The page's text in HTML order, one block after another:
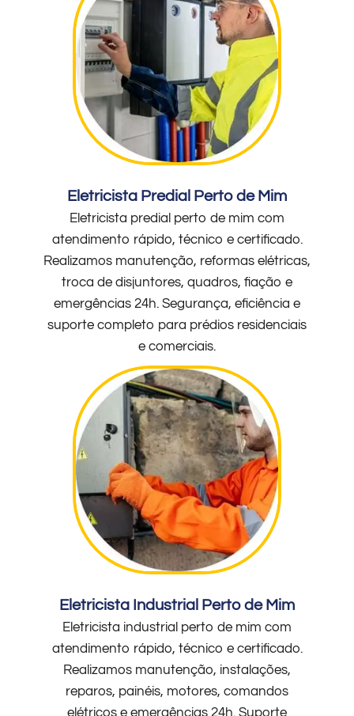
Eletricista Predial Perto de Mim
Eletricista predial perto de mim com
atendimento rápido, técnico e certificado.
Realizamos manutenção, reformas elétricas,
troca de disjuntores, quadros, fiação e
emergências 24h. Segurança, eficiência e
suporte completo para prédios residenciais
e comerciais.
Eletricista Industrial Perto de Mim
Eletricista industrial perto de mim com
atendimento rápido, técnico e certificado.
Realizamos manutenção, instalações,
reparos, painéis, motores, comandos
elétricos e emergências 24h. Suporte